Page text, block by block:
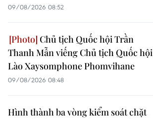
09/08/2026 08:52
Chủ tịch Quốc hội Trần
Thanh Mẫn viếng Chủ tịch Quốc hội
Lào Xaysomphone Phomvihane
09/08/2026 08:48
Hình thành ba vòng kiểm soát chặt